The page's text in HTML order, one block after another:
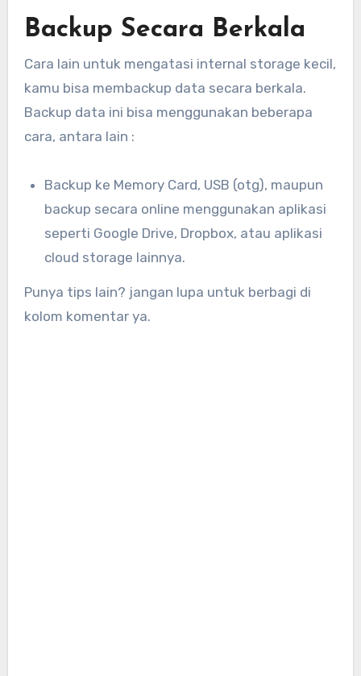
Backup Secara Berkala
Cara lain untuk mengatasi internal storage kecil,
kamu bisa membackup data secara berkala.
Backup data ini bisa menggunakan beberapa
cara, antara lain :
Backup ke Memory Card, USB (otg), maupun
backup secara online menggunakan aplikasi
seperti Google Drive, Dropbox, atau aplikasi
cloud storage lainnya.
Punya tips lain? jangan lupa untuk berbagi di
kolom komentar ya.